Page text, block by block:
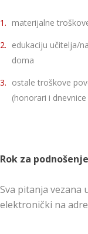
materijalne
edukaciju učitelja/
doma
ostale troškove
(honorari i
Rok za
Sva pitanja vezana
elektronički na